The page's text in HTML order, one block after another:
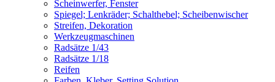
Scheinwerfer, Fenster
Spiegel; Lenkräder; Schalthebel; Scheibenwischer
Streifen, Dekoration
Werkzeugmaschinen
Radsätze 1/43
Radsätze 1/18
Reifen